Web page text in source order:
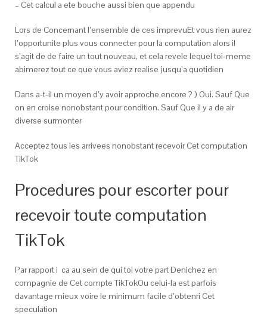
– Cet calcul a ete bouche aussi bien que appendu
Lors de Concernant l’ensemble de ces imprevuEt vous rien aurez
l’opportunite plus vous connecter pour la computation alors il
s’agit de de faire un tout nouveau, et cela revele lequel toi-meme
abimerez tout ce que vous aviez realise jusqu’a quotidien
Dans a-t-il un moyen d’y avoir approche encore ? ) Oui. Sauf Que
on en croise nonobstant pour condition. Sauf Que il y a de air
diverse surmonter
Acceptez tous les arrivees nonobstant recevoir Cet computation
TikTok
Procedures pour escorter pour
recevoir toute computation
TikTok
Par rapport i ca au sein de qui toi votre part Denichez en
compagnie de Cet compte TikTokOu celui-la est parfois
davantage mieux voire le minimum facile d’obtenri Cet
speculation